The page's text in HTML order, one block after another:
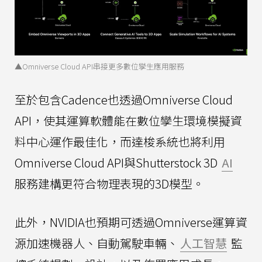
▲Omniverse Cloud API串接更多數位孿生應用服務
至於包含Cadence也透過Omniverse Cloud
API，使其運算軟體能在數位孿生環境模擬資
料中心運作最佳化，而達梭系統也將利用
Omniverse Cloud API與Shutterstock 3D AI
服務建構更符合物理表現的3D模型。
此外，NVIDIA也預期可透過Omniverse運算資
源加速機器人、自動駕駛車輛、 人工智慧 監